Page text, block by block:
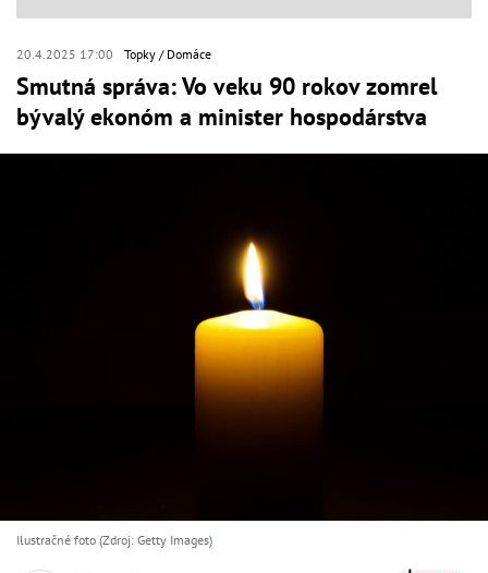
20.4.2025 17:00 Topky Domáce
Smutná správa: Vo veku 90 rokov zomrel
bývalý ekonóm a minister hospodárstva
Ilustračné foto (Zdroj: Getty Images)